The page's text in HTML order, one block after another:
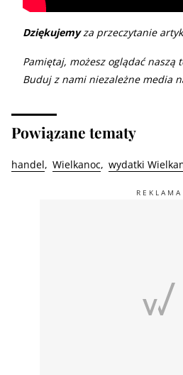
Dziękujemyza przeczytanie
Pamiętaj, możesz oglądać naszą
Buduj z nami niezależne media
Powiązane tematy
handel Wielkanoc wydatki